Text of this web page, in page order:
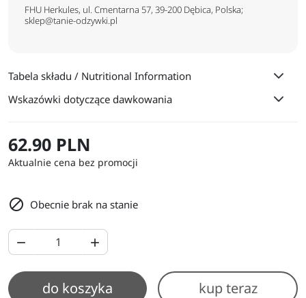
FHU Herkules, ul. Cmentarna 57, 39-200 Dębica, Polska;
sklep@tanie-odzywki.pl
Tabela składu / Nutritional Information
Wskazówki dotyczące dawkowania
62.90 PLN
Aktualnie cena bez promocji
 Obecnie brak na stanie
 
do koszyka kup teraz